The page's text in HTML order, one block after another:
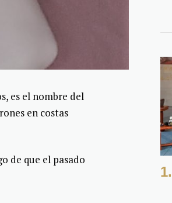
es el nombre del
en costas
de que el pasado